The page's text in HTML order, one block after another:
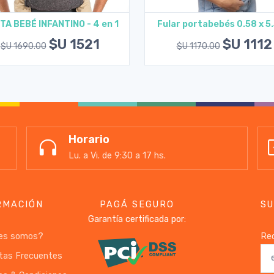
Agregar al carrito
BEBÉ INFANTINO - 4 en 1
$U 1690.00 $U 1521 Ver opciones
Fular portabebés 0.58 x
$U 1170.00 $U 1112
Horario
Lu. a Vi. de 9:30 a 17 hs.
somos?
Frecuentes
PAGÁ SEGURO
Garantía certificada por: